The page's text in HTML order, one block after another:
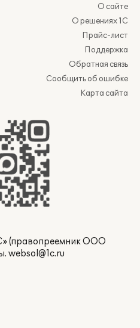
О сайте
О решениях 1С
Прайс-лист
Поддержка
Обратная связь
Сообщить об ошибке
Карта сайта
(правопреемник ООО
websol@1c.ru